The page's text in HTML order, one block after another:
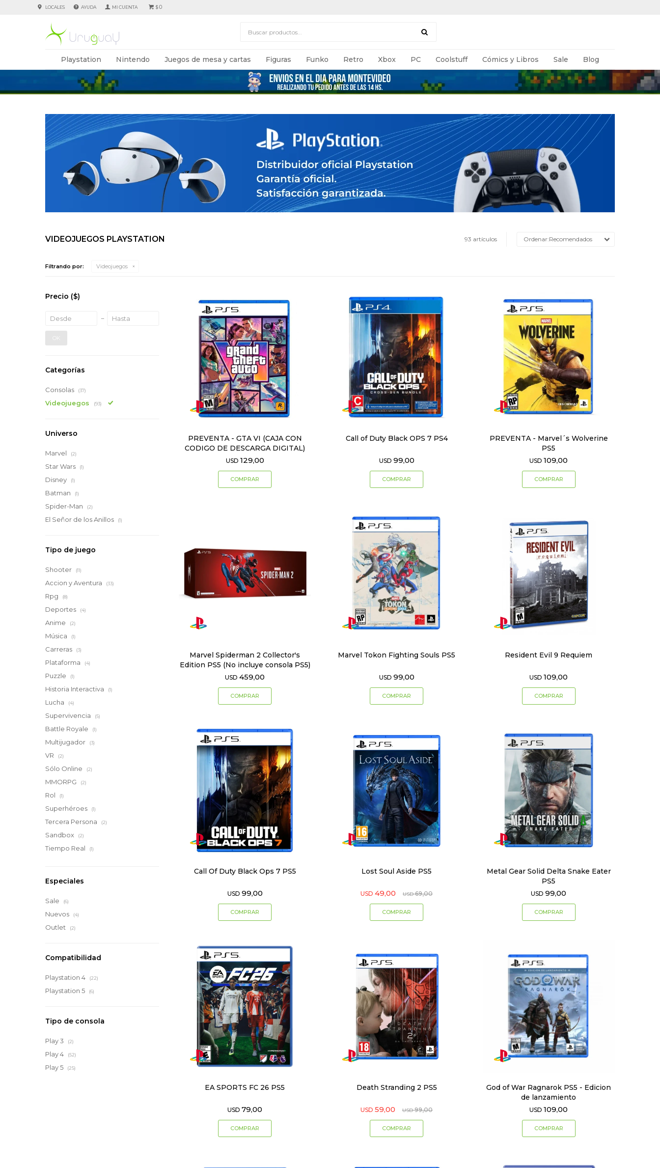
Playstation Nintendo Juegos de mesa y cartas Figuras Funko Retro Xbox PC Coolstuff Cómics y Libros Sale Blog
$0
LOCALES AYUDA
VIDEOJUEGOS PLAYSTATION 93 artículos Recomendados
Filtrando por: Videojuegos
PREVENTA - GTA VI (CAJA CON
CODIGO DE DESCARGA DIGITAL)
USD 129,00
Call of Duty Black OPS 7 PS4
USD 99,00
PREVENTA - Marvel´s Wolverine
PS5
USD 109,00
Marvel Spiderman 2 Collector's
Edition PS5 (No incluye consola PS5)
USD 459,00
Marvel Tokon Fighting Souls PS5
USD 99,00
Resident Evil 9 Requiem
USD 109,00
Call Of Duty Black Ops 7 PS5
USD 99,00
Lost Soul Aside PS5
USD 49,00 USD 69,00
Metal Gear Solid Delta Snake Eater
PS5
USD 99,00
EA SPORTS FC 26 PS5
USD 79,00
Death Stranding 2 PS5
USD 59,00 USD 99,00
God of War Ragnarok PS5 - Edicion
de lanzamiento
USD 109,00
Categorías
Consolas (37)
Videojuegos (93)
Precio ($)
OK
Especiales
Sale (6)
Nuevos (4)
Outlet (2)
Tipo de consola
Play 3 (2)
Play 4 (52)
Play 5 (25)
Tipo de juego
Shooter (11)
Accion y Aventura (33)
Rpg (8)
Deportes (4)
Anime (2)
Música (1)
Carreras (3)
Plataforma (4)
Puzzle (1)
Historia Interactiva (1)
Lucha (4)
Supervivencia (5)
Battle Royale (1)
Multijugador (3)
VR (2)
Sólo Online (2)
MMORPG (2)
Rol (1)
Superhéroes (1)
Tercera Persona (2)
Sandbox (2)
Tiempo Real (1)
Compatibilidad
Playstation 4 (22)
Playstation 5 (6)
Universo
Marvel (2)
Star Wars (1)
Disney (1)
Batman (1)
Spider-Man (2)
El Señor de los Anillos (1)